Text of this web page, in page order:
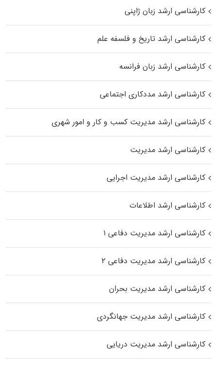
کارشناسی ارشد زبان ژاپنی
کارشناسی ارشد تاریخ و فلسفه علم
کارشناسی ارشد زبان فرانسه
کارشناسی ارشد مددکاری اجتماعی
کارشناسی ارشد مدیریت کسب و کار و امور شهری
کارشناسی ارشد مدیریت
کارشناسی ارشد مدیریت اجرایی
کارشناسی ارشد اطلاعات
کارشناسی ارشد مدیریت دفاعی ۱
کارشناسی ارشد مدیریت دفاعی ۲
کارشناسی ارشد مدیریت بحران
کارشناسی ارشد مدیریت جهانگردی
کارشناسی ارشد مدیریت دریایی